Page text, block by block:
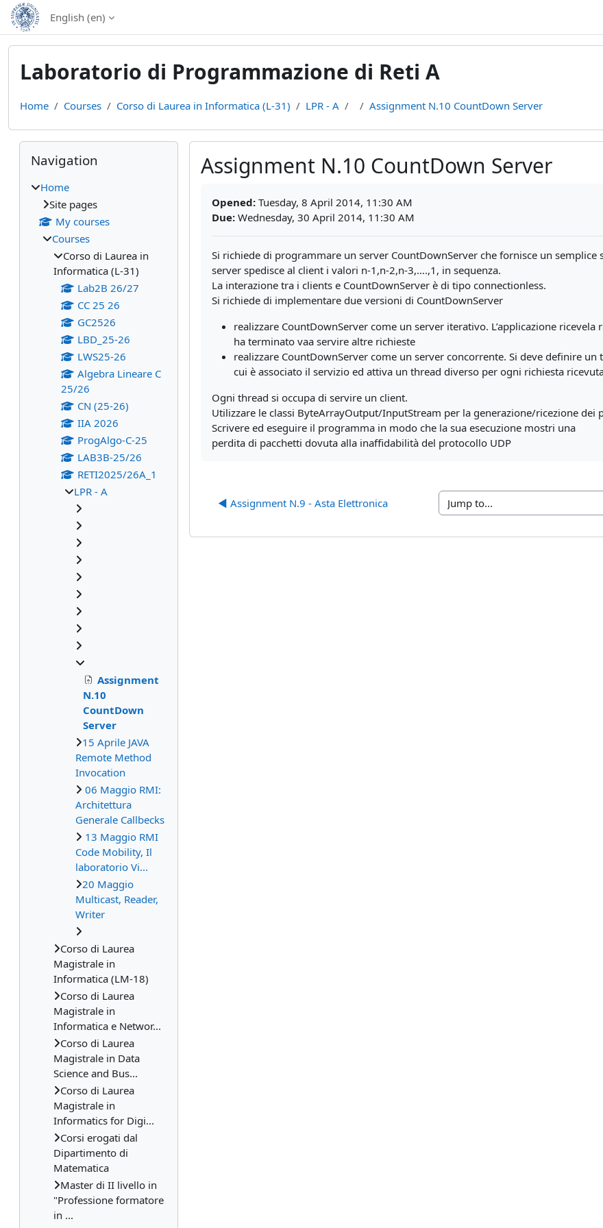
Skip to main content
English ‎(en)‎
Laboratorio di Programmazione di Reti A
Home Courses Corso di Laurea in Informatica (L-31) LPR - A Assignment N.10 CountDown Server
Assignment N.10 CountDown Server
Opened: Tuesday, 8 April 2014, 11:30 AM
Due: Wednesday, 30 April 2014, 11:30 AM
Si richiede di programmare un server CountDownServer che fornisce un
server spedisce al client i valori n-1,n-2,n-3,….,1, in sequenza.
La interazione tra i clients e CountDownServer è di tipo connectionless.
Si richiede di implementare due versioni di CountDownServer
realizzare CountDownServer come un server iterativo. L’applicazione ricevela
ha terminato vaa servire altre richieste
realizzare CountDownServer come un server concorrente. Si deve definire un
cui è associato il servizio ed attiva un thread diverso per ogni richiesta
Ogni thread si occupa di servire un client.
Utilizzare le classi ByteArrayOutput/InputStream per la generazione/ricezione dei
Scrivere ed eseguire il programma in modo che la sua esecuzione mostri una
perdita di pacchetti dovuta alla inaffidabilità del protocollo UDP
◀︎ Assignment N.9 - Asta Elettronica Jump to...
Blocks
Skip Navigation
Navigation
Home
Site pages
My courses
Courses
Corso di Laurea in
Informatica (L-31)
Lab2B 26/27
CC 25 26
GC2526
LBD_25-26
LWS25-26
Algebra Lineare C
25/26
CN (25-26)
IIA 2026
ProgAlgo-C-25
LAB3B-25/26
RETI2025/26A_1
LPR - A
Assignment
N.10
CountDown
Server
15 Aprile JAVA
Remote Method
Invocation
06 Maggio RMI:
Architettura
Generale Callbecks
13 Maggio RMI
Code Mobility, Il
laboratorio Vi...
20 Maggio
Multicast, Reader,
Writer
Corso di Laurea
Magistrale in
Informatica (LM-18)
Corso di Laurea
Magistrale in
Informatica e Networ...
Corso di Laurea
Magistrale in Data
Science and Bus...
Corso di Laurea
Magistrale in
Informatics for Digi...
Corsi erogati dal
Dipartimento di
Matematica
Master di II livello in
"Professione formatore
in ...